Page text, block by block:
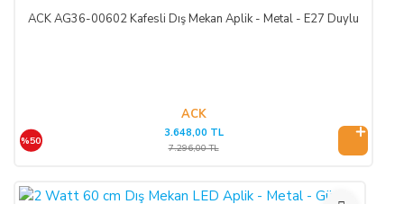
ACK AG36-00602 Kafesli Dış Mekan Aplik - Metal - E27 Duylu
ACK
%50
3.648,00 TL
7.296,00 TL